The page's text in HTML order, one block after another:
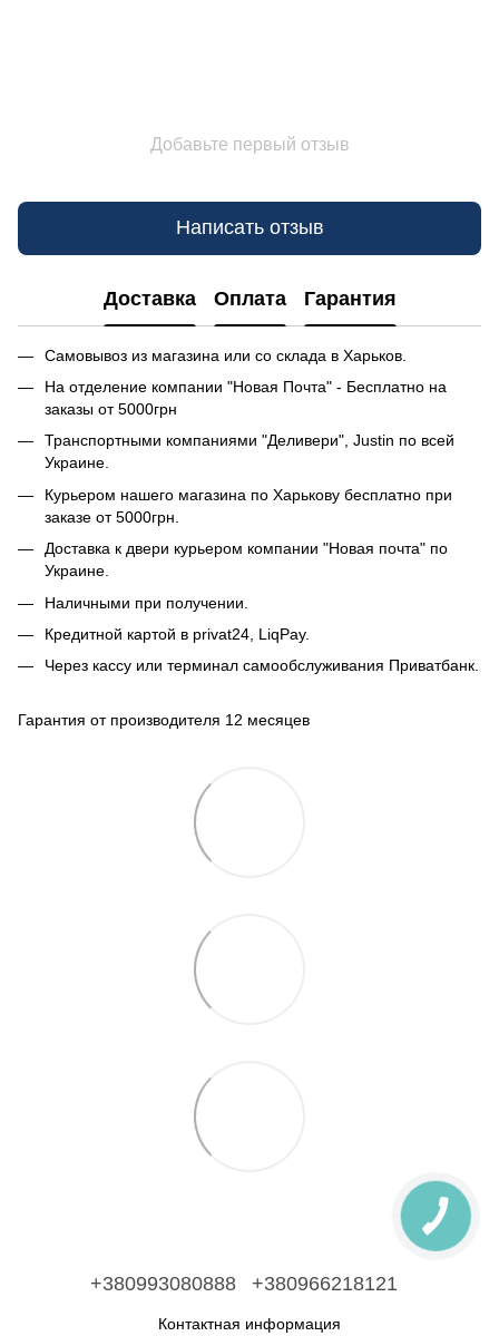
Добавьте первый отзыв
Написать отзыв
Доставка Оплата Гарантия
Самовывоз из магазина или со склада в Харьков.
На отделение компании "Новая Почта" - Бесплатно на
заказы от 5000грн
Транспортными компаниями "Деливери", Justin по всей
Украине.
Курьером нашего магазина по Харькову бесплатно при
заказе от 5000грн.
Доставка к двери курьером компании "Новая почта" по
Украине.
Наличными при получении.
Кредитной картой в privat24, LiqPay.
Через кассу или терминал самообслуживания Приватбанк.
Гарантия от производителя 12 месяцев
+380993080888 +380966218121
Контактная информация